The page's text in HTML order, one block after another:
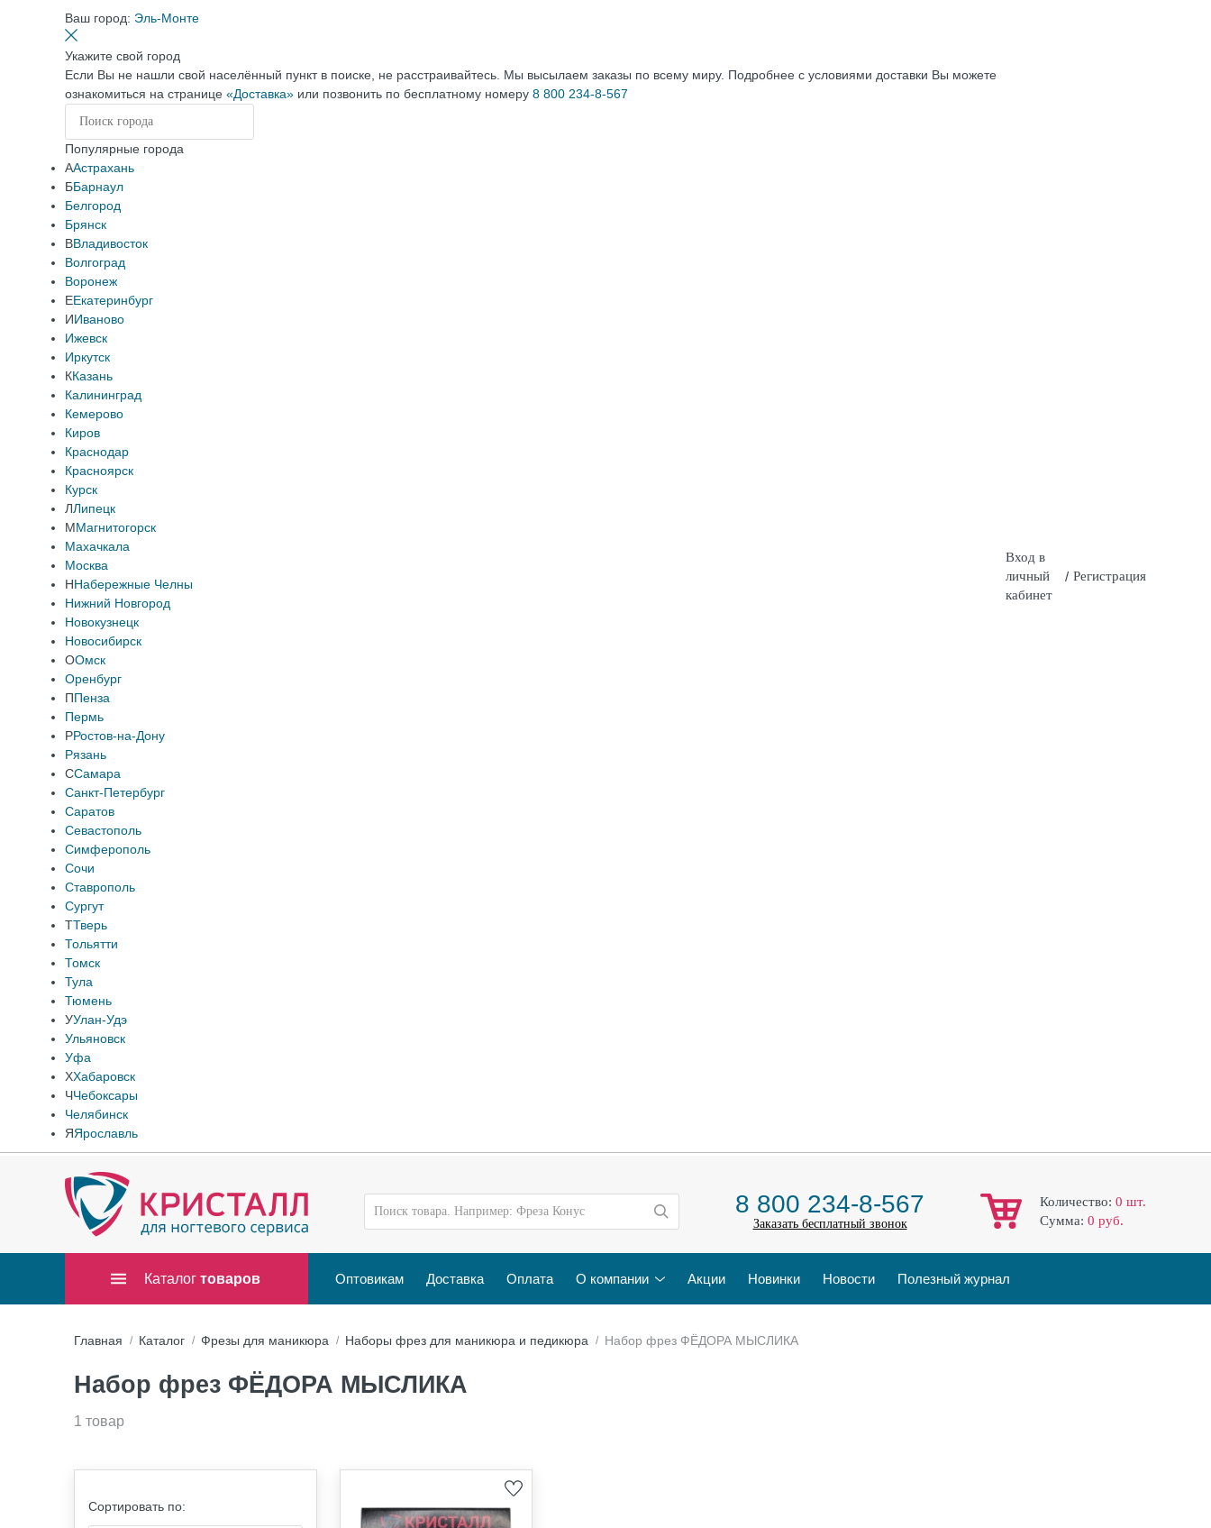
Ваш город: Эль-Монте
Укажите свой город
Если Вы не нашли свой населённый пункт в поиске, не расстраивайтесь. Мы высылаем заказы по всему миру. Подробнее с условиями доставки Вы можете
ознакомиться на странице «Доставка» или позвонить по бесплатному номеру 8 800 234-8-567
Популярные города
ААстрахань
ББарнаул
Белгород
Брянск
ВВладивосток
Волгоград
Воронеж
ЕЕкатеринбург
ИИваново
Ижевск
Иркутск
ККазань
Калининград
Кемерово
Киров
Краснодар
Красноярск
Курск
ЛЛипецк
ММагнитогорск
Махачкала
Москва
ННабережные Челны
Нижний Новгород
Новокузнецк
Новосибирск
ООмск
Оренбург
ППенза
Пермь
РРостов-на-Дону
Рязань
ССамара
Санкт-Петербург
Саратов
Севастополь
Симферополь
Сочи
Ставрополь
Сургут
ТТверь
Тольятти
Томск
Тула
Тюмень
УУлан-Удэ
Ульяновск
Уфа
ХХабаровск
ЧЧебоксары
Челябинск
ЯЯрославль
Вход в
личный
кабинет
/ Регистрация
8 800 234-8-567
Заказать бесплатный звонок
Количество: 0 шт.
Cумма: 0 руб.
Каталог товаров Оптовикам Доставка Оплата О компании Акции Новинки Новости Полезный журнал
Главная Каталог Фрезы для маникюра Наборы фрез для маникюра и педикюра Набор фрез ФЁДОРА МЫСЛИКА
Набор фрез ФЁДОРА МЫСЛИКА
1 товар
Сортировать по: